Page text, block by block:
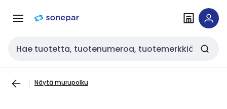
navigointiinsisältöön
Haku
Näytä murupolku